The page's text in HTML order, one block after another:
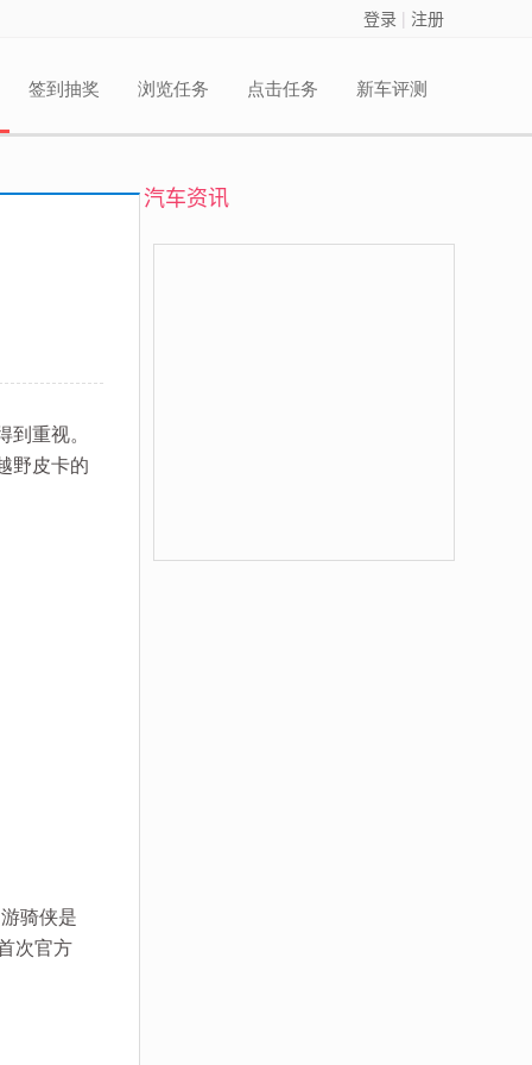
登录 | 注册
签到抽奖 浏览任务 点击任务 新车评测
重视。
野皮卡的
骑侠是
次官方
汽车资讯